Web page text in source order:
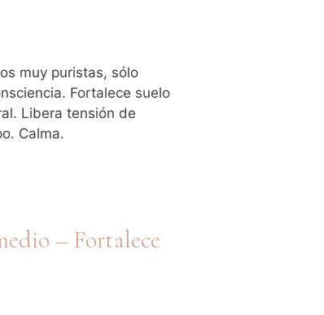
muy puristas, sólo
Fortalece suelo
Libera tensión de
Calma.
– Fortalece